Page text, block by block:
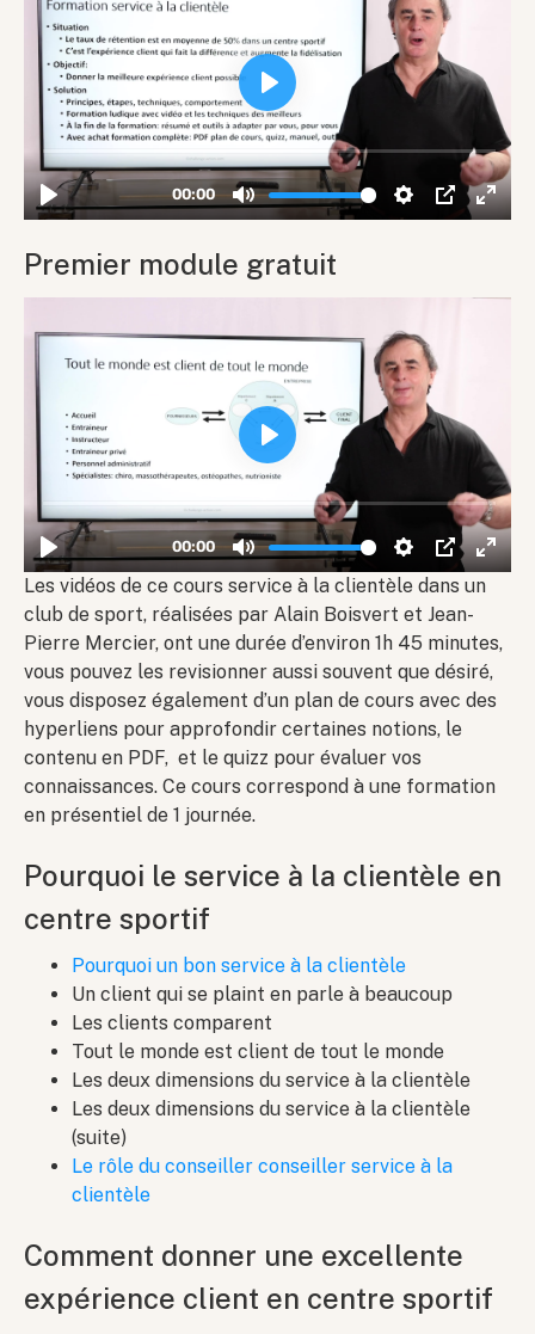
Premier module gratuit
Les vidéos de ce cours service à la clientèle dans un
club de sport, réalisées par Alain Boisvert et Jean-
Pierre Mercier, ont une durée d’environ 1h 45 minutes,
vous pouvez les revisionner aussi souvent que désiré,
vous disposez également d’un plan de cours avec des
hyperliens pour approfondir certaines notions, le
contenu en PDF, et le quizz pour évaluer vos
connaissances. Ce cours correspond à une formation
en présentiel de 1 journée.
Pourquoi le service à la clientèle en
centre sportif
Pourquoi un bon service à la clientèle
Un client qui se plaint en parle à beaucoup
Les clients comparent
Tout le monde est client de tout le monde
Les deux dimensions du service à la clientèle
Les deux dimensions du service à la clientèle
(suite)
Le rôle du conseiller conseiller service à la
clientèle
Comment donner une excellente
expérience client en centre sportif